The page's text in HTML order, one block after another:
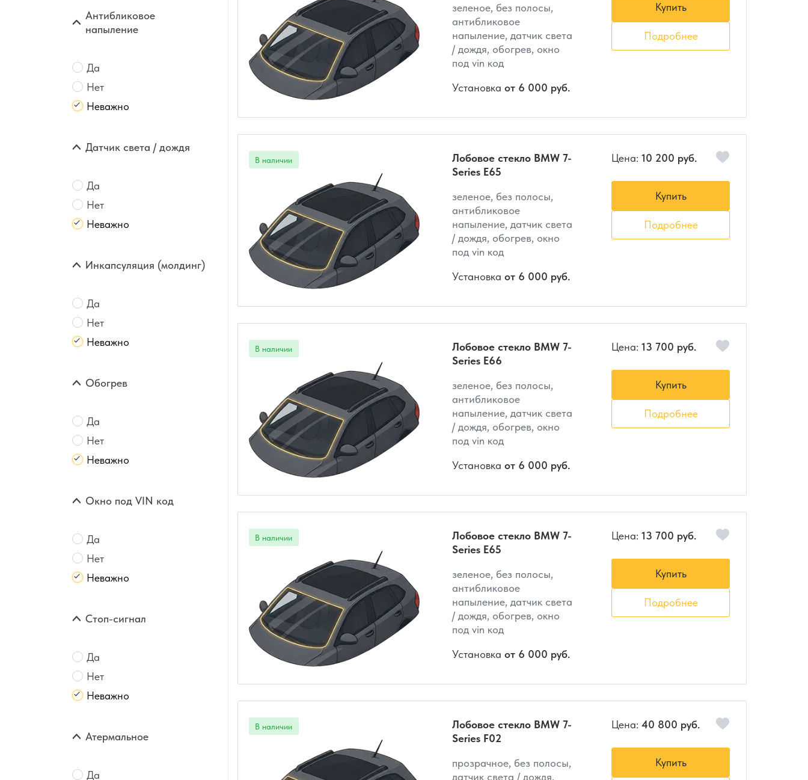
Антибликовое
напыление
Да
Нет
Неважно
Датчик света / дождя
Да
Нет
Неважно
Инкапсуляция (молдинг)
Да
Нет
Неважно
Обогрев
Да
Нет
Неважно
Окно под VIN код
Да
Нет
Неважно
Стоп-сигнал
Да
Нет
Неважно
Атермальное
Да
зеленое, без полосы,
антибликовое
напыление, датчик света
/ дождя, обогрев, окно
под vin код
Установка от 6 000 руб.
Купить
Подробнее
Лобовое стекло BMW 7-
Series E65
зеленое, без полосы,
антибликовое
напыление, датчик света
/ дождя, обогрев, окно
под vin код
Установка от 6 000 руб.
Цена: 10 200 руб.
Купить
Подробнее
Лобовое стекло BMW 7-
Series E66
зеленое, без полосы,
антибликовое
напыление, датчик света
/ дождя, обогрев, окно
под vin код
Установка от 6 000 руб.
Цена: 13 700 руб.
Купить
Подробнее
Лобовое стекло BMW 7-
Series E65
зеленое, без полосы,
антибликовое
напыление, датчик света
/ дождя, обогрев, окно
под vin код
Установка от 6 000 руб.
Цена: 13 700 руб.
Купить
Подробнее
Лобовое стекло BMW 7-
Series F02
прозрачное, без полосы,
датчик света / дождя,
Цена: 40 800 руб.
Купить